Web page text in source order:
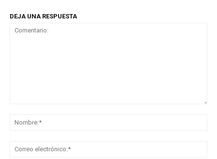
DEJA UNA RESPUESTA